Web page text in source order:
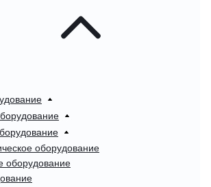
оборудование
оборудование